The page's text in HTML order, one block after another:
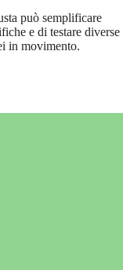
può semplificare
e di testare diverse
in movimento.